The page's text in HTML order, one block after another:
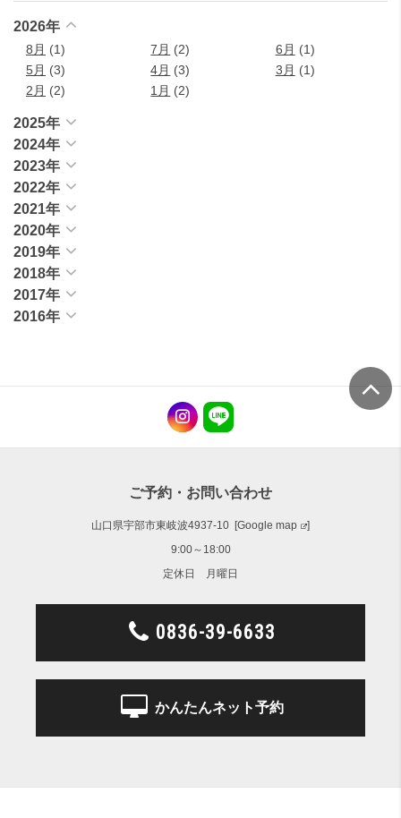
2026年
8月 (1) 7月 (2) 6月 (1)
5月 (3) 4月 (3) 3月 (1)
2月 (2) 1月 (2)
2025年
2024年
2023年
2022年
2021年
2020年
2019年
2018年
2017年
2016年
ご予約・お問い合わせ
山口県宇部市東岐波4937-10 [Google map
]
9:00～18:00
定休日 月曜日
0836-39-6633
かんたんネット予約